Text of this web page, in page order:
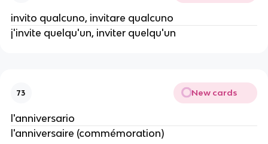
invito qualcuno, invitare qualcuno
j'invite quelqu'un, inviter quelqu'un
73 New cards
l'anniversario
l'anniversaire (commémoration)